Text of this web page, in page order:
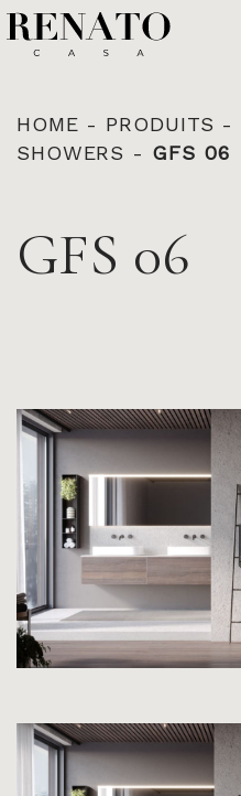
Français
English
HOME - PRODUITS -
SHOWERS - GFS 06
GFS 06